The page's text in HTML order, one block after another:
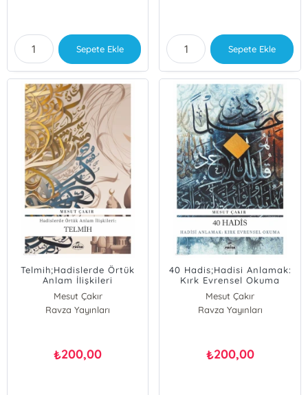
Sepete Ekle Sepete Ekle
Telmih;Hadislerde Örtük
Anlam İlişkileri
Mesut Çakır
Ravza Yayınları
₺200,00
40 Hadis;Hadisi Anlamak:
Kırk Evrensel Okuma
Mesut Çakır
Ravza Yayınları
₺200,00